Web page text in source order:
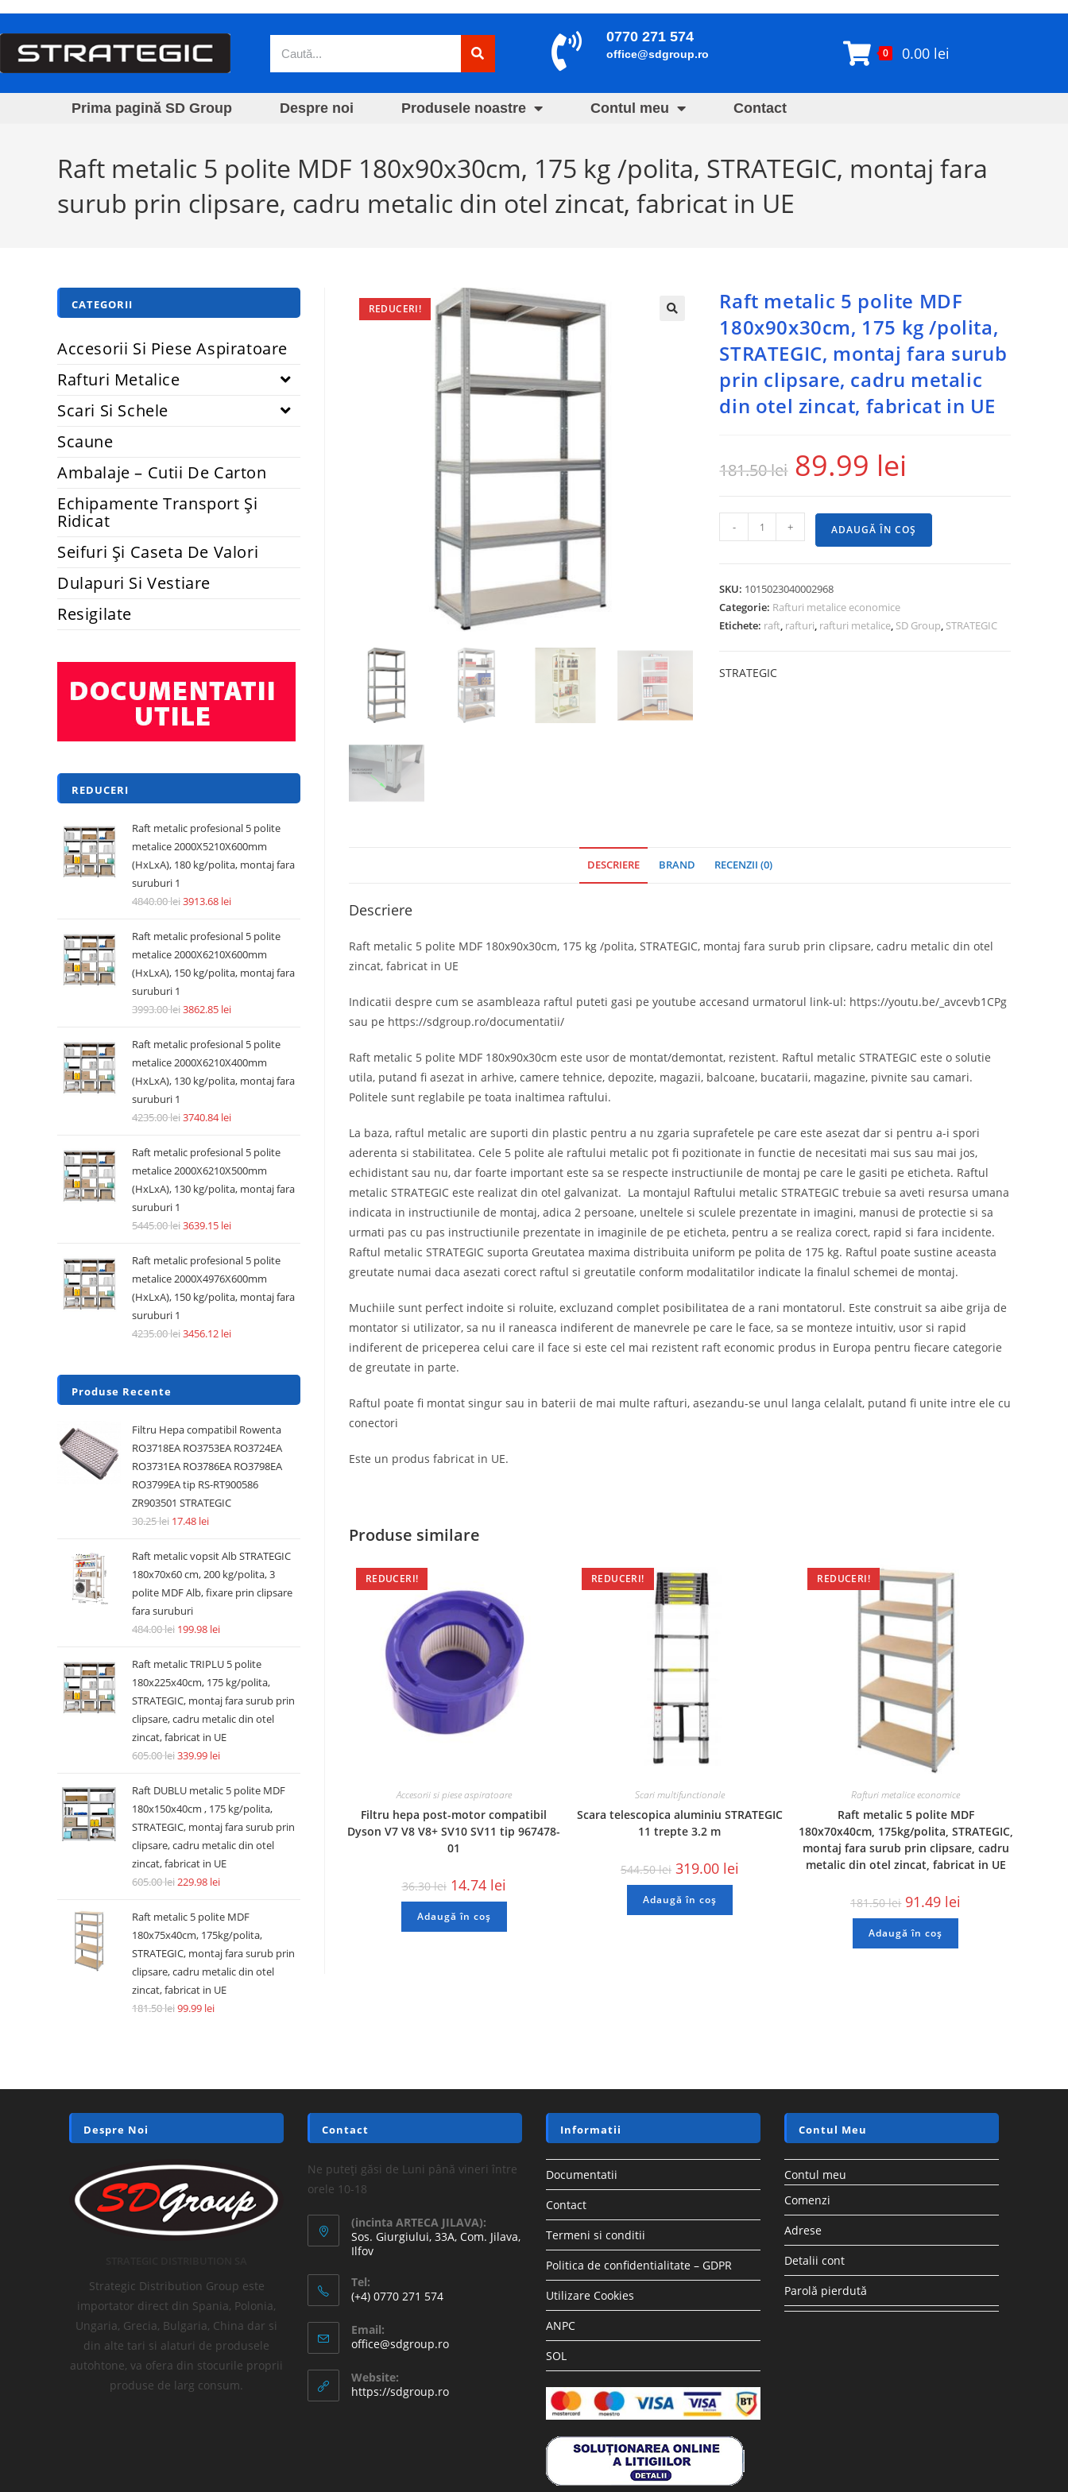
0770 271 574
office@sdgroup.ro 0 0.00 lei
Prima pagină SD Group Despre noi Produsele noastre Contul meu Contact
Raft metalic 5 polite MDF 180x90x30cm, 175 kg /polita, STRATEGIC, montaj fara
surub prin clipsare, cadru metalic din otel zincat, fabricat in UE
REDUCERI!
Raft metalic 5 polite MDF
180x90x30cm, 175 kg /polita,
STRATEGIC, montaj fara surub
prin clipsare, cadru metalic
din otel zincat, fabricat in UE
181.50lei 89.99 lei
- + ADAUGĂ ÎN COȘ
SKU: 1015023040002968
Categorie: Rafturi metalice economice
Etichete: raft, rafturi, rafturi metalice, SD Group, STRATEGIC
STRATEGIC
DESCRIERE BRAND RECENZII (0)
Descriere
Raft metalic 5 polite MDF 180x90x30cm, 175 kg /polita, STRATEGIC, montaj fara surub prin clipsare, cadru metalic din otel
zincat, fabricat in UE
Indicatii despre cum se asambleaza raftul puteti gasi pe youtube accesand urmatorul link-ul: https://youtu.be/_avcevb1CPg
sau pe https://sdgroup.ro/documentatii/
Raft metalic 5 polite MDF 180x90x30cm este usor de montat/demontat, rezistent. Raftul metalic STRATEGIC este o solutie
utila, putand fi asezat in arhive, camere tehnice, depozite, magazii, balcoane, bucatarii, magazine, pivnite sau camari.
Politele sunt reglabile pe toata inaltimea raftului.
La baza, raftul metalic are suporti din plastic pentru a nu zgaria suprafetele pe care este asezat dar si pentru a-i spori
aderenta si stabilitatea. Cele 5 polite ale raftului metalic pot fi pozitionate in functie de necesitati mai sus sau mai jos,
echidistant sau nu, dar foarte important este sa se respecte instructiunile de montaj pe care le gasiti pe eticheta. Raftul
metalic STRATEGIC este realizat din otel galvanizat. La montajul Raftului metalic STRATEGIC trebuie sa aveti resursa umana
indicata in instructiunile de montaj, adica 2 persoane, uneltele si sculele prezentate in imagini, manusi de protectie si sa
urmati pas cu pas instructiunile prezentate in imaginile de pe eticheta, pentru a se realiza corect, rapid si fara incidente.
Raftul metalic STRATEGIC suporta Greutatea maxima distribuita uniform pe polita de 175 kg. Raftul poate sustine aceasta
greutate numai daca asezati corect raftul si greutatile conform modalitatilor indicate la finalul schemei de montaj.
Muchiile sunt perfect indoite si roluite, excluzand complet posibilitatea de a rani montatorul. Este construit sa aibe grija de
montator si utilizator, sa nu il raneasca indiferent de manevrele pe care le face, sa se monteze intuitiv, usor si rapid
indiferent de priceperea celui care il face si este cel mai rezistent raft economic produs in Europa pentru fiecare categorie
de greutate in parte.
Raftul poate fi montat singur sau in baterii de mai multe rafturi, asezandu-se unul langa celalalt, putand fi unite intre ele cu
conectori
Este un produs fabricat in UE.
Produse similare
REDUCERI!
Accesorii si piese aspiratoare
Filtru hepa post-motor compatibil
Dyson V7 V8 V8+ SV10 SV11 tip 967478-
01
36.30lei 14.74 lei
Adaugă în coș
REDUCERI!
Scari multifunctionale
Scara telescopica aluminiu STRATEGIC
11 trepte 3.2 m
544.50lei 319.00 lei
Adaugă în coș
REDUCERI!
Rafturi metalice economice
Raft metalic 5 polite MDF
180x70x40cm, 175kg/polita, STRATEGIC,
montaj fara surub prin clipsare, cadru
metalic din otel zincat, fabricat in UE
181.50lei 91.49 lei
Adaugă în coș
CATEGORII
Accesorii Si Piese Aspiratoare
Rafturi Metalice
Scari Si Schele
Scaune
Ambalaje – Cutii De Carton
Echipamente Transport Și
Ridicat
Seifuri Și Caseta De Valori
Dulapuri Si Vestiare
Resigilate
REDUCERI
Raft metalic profesional 5 polite
metalice 2000X5210X600mm
(HxLxA), 180 kg/polita, montaj fara
suruburi 1
4840.00lei3913.68 lei
Raft metalic profesional 5 polite
metalice 2000X6210X600mm
(HxLxA), 150 kg/polita, montaj fara
suruburi 1
3993.00lei3862.85 lei
Raft metalic profesional 5 polite
metalice 2000X6210X400mm
(HxLxA), 130 kg/polita, montaj fara
suruburi 1
4235.00lei3740.84lei
Raft metalic profesional 5 polite
metalice 2000X6210X500mm
(HxLxA), 130 kg/polita, montaj fara
suruburi 1
5445.00lei3639.15 lei
Raft metalic profesional 5 polite
metalice 2000X4976X600mm
(HxLxA), 150 kg/polita, montaj fara
suruburi 1
4235.00lei3456.12 lei
Produse Recente
Filtru Hepa compatibil Rowenta
RO3718EA RO3753EA RO3724EA
RO3731EA RO3786EA RO3798EA
RO3799EA tip RS-RT900586
ZR903501 STRATEGIC
30.25lei 17.48 lei
Raft metalic vopsit Alb STRATEGIC
180x70x60 cm, 200 kg/polita, 3
polite MDF Alb, fixare prin clipsare
fara suruburi
484.00lei 199.98 lei
Raft metalic TRIPLU 5 polite
180x225x40cm, 175 kg/polita,
STRATEGIC, montaj fara surub prin
clipsare, cadru metalic din otel
zincat, fabricat in UE
605.00lei339.99 lei
Raft DUBLU metalic 5 polite MDF
180x150x40cm , 175 kg/polita,
STRATEGIC, montaj fara surub prin
clipsare, cadru metalic din otel
zincat, fabricat in UE
605.00lei229.98 lei
Raft metalic 5 polite MDF
180x75x40cm, 175kg/polita,
STRATEGIC, montaj fara surub prin
clipsare, cadru metalic din otel
zincat, fabricat in UE
181.50lei99.99 lei
Despre Noi
Strategic Distribution Group este
importator direct din Spania, Polonia,
Ungaria, Grecia, Bulgaria, China dar si
din alte tari si alaturi de produsele
autohtone, va ofera din stocurile proprii
produse de larg consum.
Contact
Ne puteți găsi de Luni până vineri între
orele 10-18
(incinta ARTECA JILAVA):
Sos. Giurgiului, 33A, Com. Jilava,
Ilfov
Tel:
(+4) 0770 271 574
Email:
office@sdgroup.ro
Website:
https://sdgroup.ro
Informatii
Documentatii
Contact
Termeni si conditii
Politica de confidentialitate – GDPR
Utilizare Cookies
ANPC
SOL
Contul Meu
Contul meu
Comenzi
Adrese
Detalii cont
Parolă pierdută